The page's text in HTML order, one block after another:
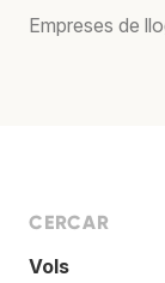
Empreses de
CERCAR
Vols